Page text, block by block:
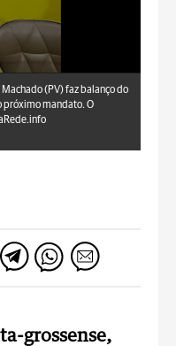
(PV) faz balanço do
próximo mandato. O
grossense,